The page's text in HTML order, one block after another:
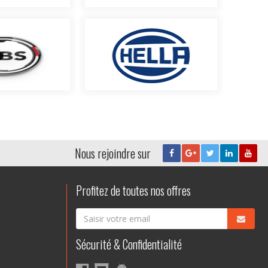
Nous rejoindre sur
Profitez de toutes nos offres
Sécurité & Confidentialité